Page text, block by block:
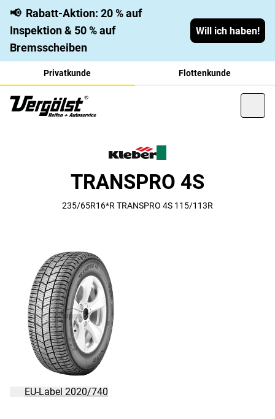
📢 Rabatt-Aktion: 20 % auf
Inspektion & 50 % auf
Bremsscheiben
Will ich haben!
Privatkunde Flottenkunde
TRANSPRO 4S
235/65R16*R TRANSPRO 4S 115/113R
EU-Label 2020/740